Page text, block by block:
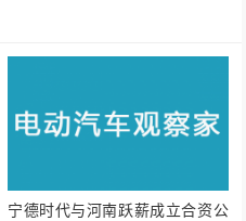
宁德时代与河南跃薪成立合资公